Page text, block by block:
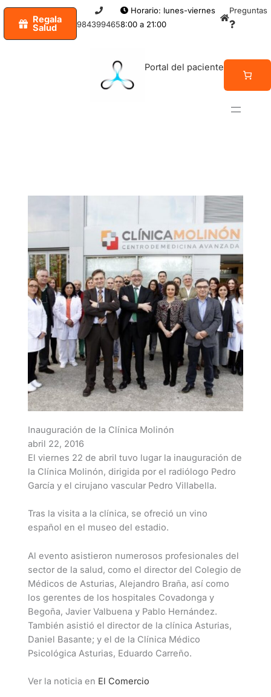
Ir
contenido
Regala
Salud 984399465
Horario: lunes-viernes
8:00 a 21:00
Preguntas
Portal del paciente
Inauguración de la Clínica Molinón
abril 22, 2016
El viernes 22 de abril tuvo lugar la inauguración de
la Clínica Molinón, dirigida por el radiólogo Pedro
García y el cirujano vascular Pedro Villabella.
Tras la visita a la clínica, se ofreció un vino
español en el museo del estadio.
Al evento asistieron numerosos profesionales del
sector de la salud, como el director del Colegio de
Médicos de Asturias, Alejandro Braña, así como
los gerentes de los hospitales Covadonga y
Begoña, Javier Valbuena y Pablo Hernández.
También asistió el director de la clínica Asturias,
Daniel Basante; y el de la Clínica Médico
Psicológica Asturias, Eduardo Carreño.
Ver la noticia en El Comercio